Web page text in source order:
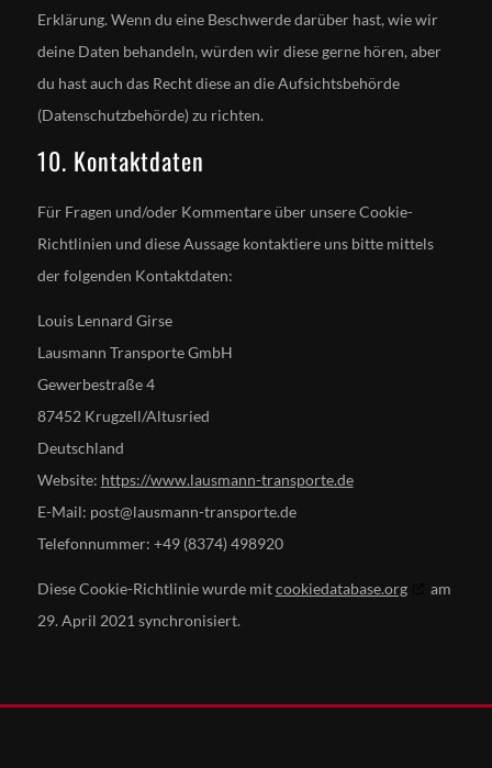
Erklärung. Wenn du eine Beschwerde darüber hast, wie wir
deine Daten behandeln, würden wir diese gerne hören, aber
du hast auch das Recht diese an die Aufsichtsbehörde
(Datenschutzbehörde) zu richten.
10. Kontaktdaten
Für Fragen und/oder Kommentare über unsere Cookie-
Richtlinien und diese Aussage kontaktiere uns bitte mittels
der folgenden Kontaktdaten:
Louis Lennard Girse
Lausmann Transporte GmbH
Gewerbestraße 4
87452 Krugzell/Altusried
Deutschland
Website: https://www.lausmann-transporte.de
E-Mail: post@lausmann-transporte.de
Telefonnummer: +49 (8374) 498920
Diese Cookie-Richtlinie wurde mitcookiedatabase.org
am
29. April 2021 synchronisiert.